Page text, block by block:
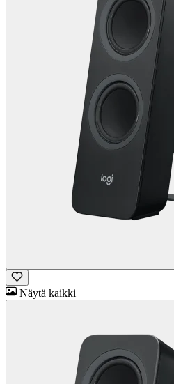
Näytä kaikki